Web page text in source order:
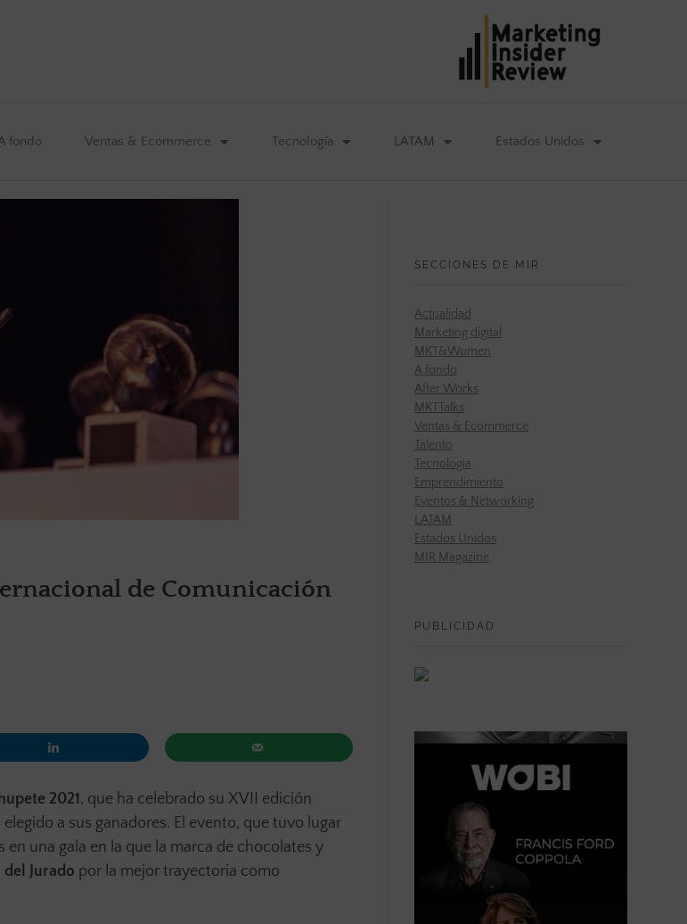
fondo Ventas & Ecommerce Tecnología LATAM Estados Unidos
de Comunicación
2021, que ha celebrado su XVII edición
a sus ganadores. El evento, que tuvo lugar
una gala en la que la marca de chocolates y
del Jurado por la mejor trayectoria como
SECCIONES DE MIR
Actualidad
Marketing digital
MKT&Women
A fondo
After Works
MKTTalks
Ventas & Ecommerce
Talento
Tecnología
Emprendimiento
Eventos & Networking
LATAM
Estados Unidos
MIR Magazine
PUBLICIDAD